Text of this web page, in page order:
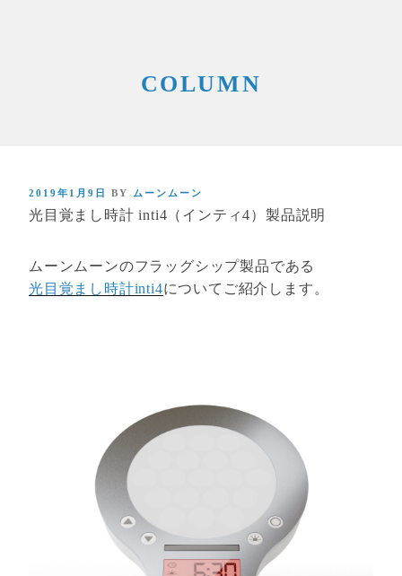
COLUMN
POSTED
ON
2019年1月9日 BY ムーンムーン
光目覚まし時計 inti4（インティ4）製品説明
ムーンムーンのフラッグシップ製品である
光目覚まし時計inti4についてご紹介します。